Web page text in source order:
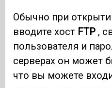
Обычно при
вводите хост FTP ,
пользователя и
серверах он может
что вы можете